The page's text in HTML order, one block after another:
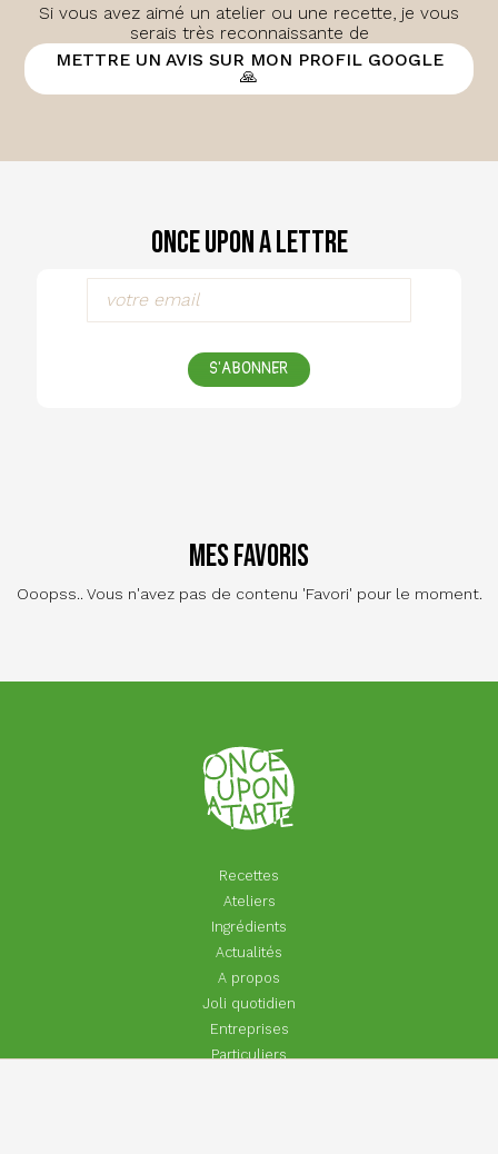
Si vous avez aimé un atelier ou une recette, je vous
serais très reconnaissante de
METTRE UN AVIS SUR MON PROFIL GOOGLE
🙏
Once Upon a Lettre
S'ABONNER
Mes favoris
Ooopss.. Vous n'avez pas de contenu 'Favori' pour le moment.
Recettes
Ateliers
Ingrédients
Actualités
A propos
Joli quotidien
Entreprises
Particuliers